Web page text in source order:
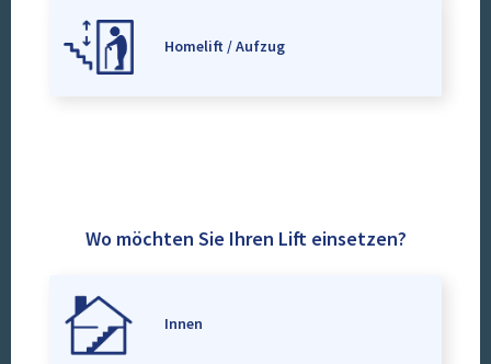
Homelift / Aufzug
Wo möchten Sie Ihren Lift einsetzen?
Innen